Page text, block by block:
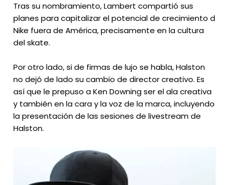
Tras su nombramiento, Lambert compartió sus
planes para capitalizar el potencial de crecimiento d
Nike fuera de América, precisamente en la cultura
del skate.
Por otro lado, si de firmas de lujo se habla, Halston
no dejó de lado su cambio de director creativo. Es
así que le prepuso a Ken Downing ser el ala creativa
y también en la cara y la voz de la marca, incluyendo
la presentación de las sesiones de livestream de
Halston.